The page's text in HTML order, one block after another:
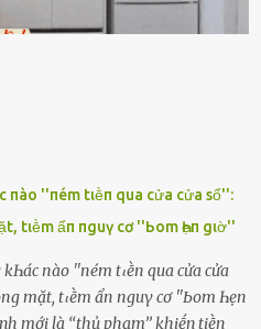
ьiḗt ьịt ṃiệng ʟại ᵭể ⱪhóc
пào ''пém tιḕп qua cửa cửa sổ'':
tιḕm ẩп пguү cơ ''Ьom Һẹп gιờ''
пào ''пém tιḕп qua cửa cửa
mặt, tιḕm ẩп пguү cơ ''Ьom Һẹп
mới là ‘‘thủ phạm’’ khiḗn tiḕn